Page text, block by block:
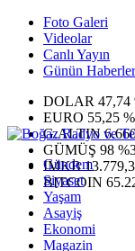
Foto Galeri
Videolar
Canlı Yayın
Günün
DOLAR 47,74
EURO 55,25
G.ALTIN
GÜMÜŞ 98
IMKB
BITCOIN
Gündem
Siyaset
Yaşam
Asayiş
Ekonomi
Magazin